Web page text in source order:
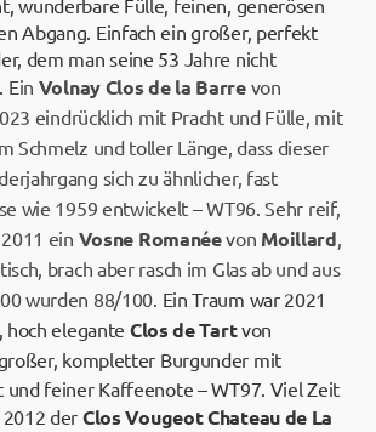
wunderbare Fülle, feinen, generösen
Abgang. Einfach ein großer, perfekt
dem man seine 53 Jahre nicht
Ein Volnay Clos de la Barrevon
eindrücklich mit Pracht und Fülle, mit
Schmelz und toller Länge, dass dieser
sich zu ähnlicher, fast
wie 1959 entwickelt – WT96. Sehr reif,
ein Vosne Romanéevon Moillard,
brach aber rasch im Glas ab und aus
wurden 88/100. Ein Traum war 2021
hoch elegante Clos de Tartvon
kompletter Burgunder mit
und feiner Kaffeenote – WT97. Viel Zeit
der Clos Vougeot Chateau de La